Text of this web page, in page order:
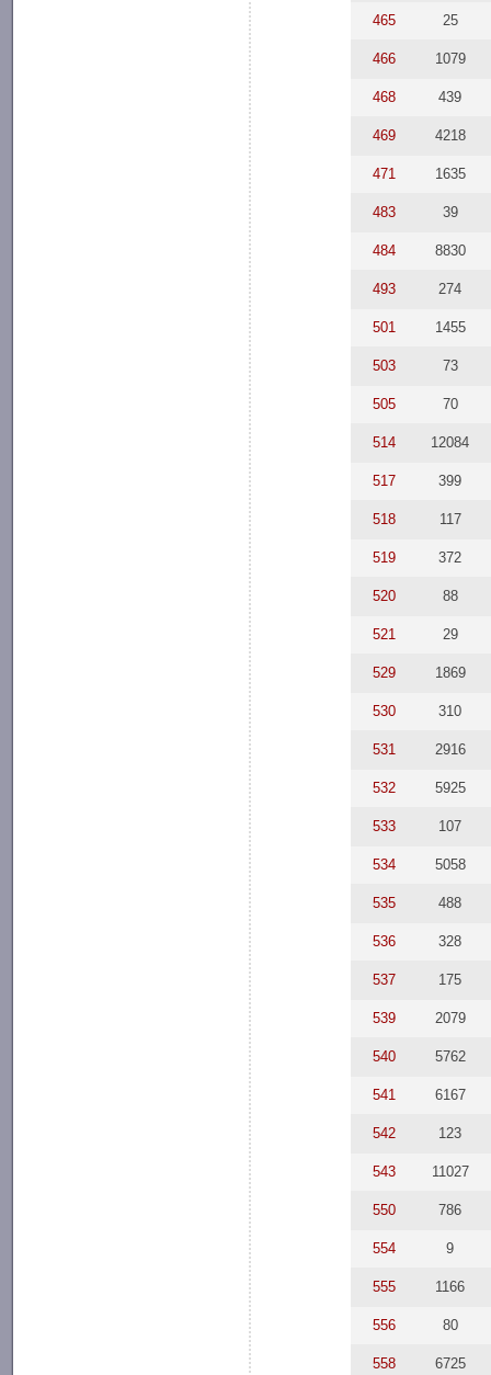
465 25
466 1079
468 439
469 4218
471 1635
483 39
484 8830
493 274
501 1455
503 73
505 70
514 12084
517 399
518 117
519 372
520 88
521 29
529 1869
530 310
531 2916
532 5925
533 107
534 5058
535 488
536 328
537 175
539 2079
540 5762
541 6167
542 123
543 11027
550 786
554 9
555 1166
556 80
558 6725